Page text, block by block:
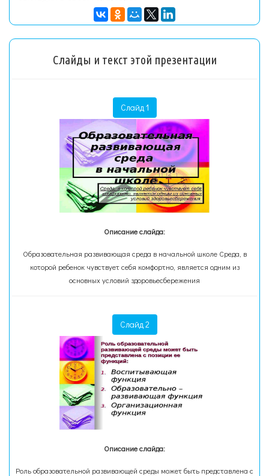
Слайды и текст этой презентации
Слайд 1
Описание слайда:
Образовательная развивающая среда в начальной школе Среда, в
которой ребенок чувствует себя комфортно, является одним из
основных условий здоровьесбережения
Слайд 2
Описание слайда:
Роль образовательной развивающей среды может быть представлена с